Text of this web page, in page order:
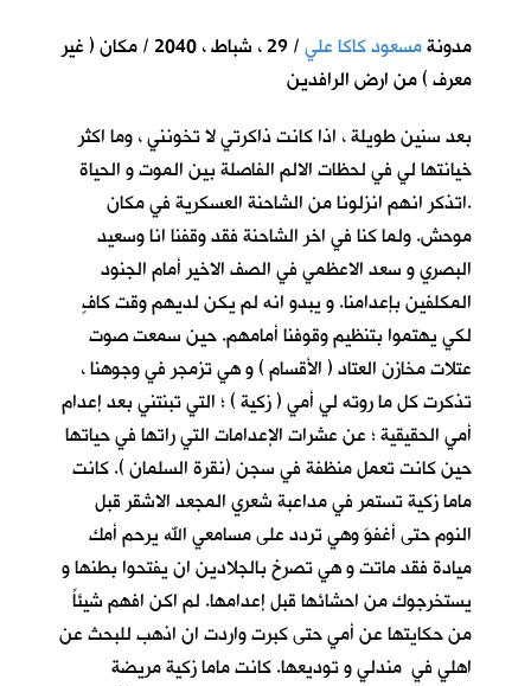
مدونةمسعود كاكا علي
/ 29 ، شباط ، 2040 / مكان ( غير
معرف ) من ارض الرافدين
بعد سنين طويلة ، اذا كانت ذاكرتي لا تخونني ، وما اكثر
خيانتها لي في لحظات الالم الفاصلة بين الموت و الحياة
.اتذكر انهم انزلونا من الشاحنة العسكرية في مكان
موحش. ولما كنا في اخر الشاحنة فقد وقفنا انا وسعيد
البصري و سعد الاعظمي في الصف الاخير أمام الجنود
المكلفين بإعدامنا. و يبدو انه لم يكن لديهم وقت كافٍ
لكي يهتموا بتنظيم وقوفنا أمامهم. حين سمعت صوت
عتلات مخازن العتاد ( الأقسام ) و هي تزمجر في وجوهنا ،
تذكرت كل ما روته لي أمي ( زكية ) ؛ التي تبنتني بعد إعدام
أمي الحقيقية ؛ عن عشرات الإعدامات التي راتها في حياتها
حين كانت تعمل منظفة في سجن (نقرة السلمان ). كانت
ماما زكية تستمر في مداعبة شعري المجعد الاشقر قبل
النوم حتى أغفوَ وهي تردد على مسامعي الله يرحم أمك
ميادة فقد ماتت و هي تصرخ بالجلادين ان يفتحوا بطنها و
يستخرجوك من احشائها قبل إعدامها. لم اكن افهم شيئاً
من حكايتها عن أمي حتى كبرت واردت ان اذهب للبحث عن
اهلي في مندلي و توديعها. كانت ماما زكية مريضة